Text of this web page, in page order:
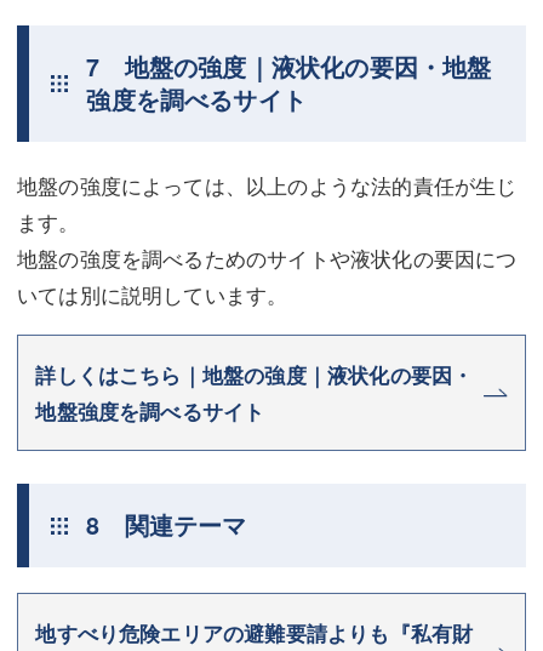
7 地盤の強度｜液状化の要因・地盤
強度を調べるサイト
地盤の強度によっては、以上のような法的責任が生じ
ます。
地盤の強度を調べるためのサイトや液状化の要因につ
いては別に説明しています。
詳しくはこちら｜地盤の強度｜液状化の要因・
地盤強度を調べるサイト
8 関連テーマ
地すべり危険エリアの避難要請よりも『私有財